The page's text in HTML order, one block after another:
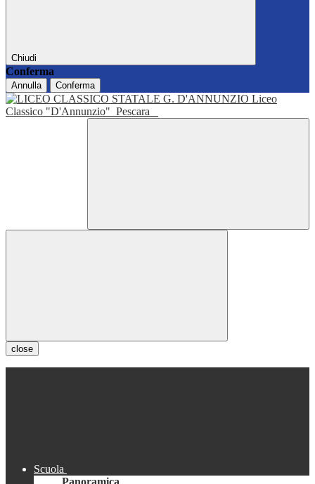
Chiudi
Conferma
Annulla Conferma
Liceo
Classico "D'Annunzio" Pescara
close
Scuola